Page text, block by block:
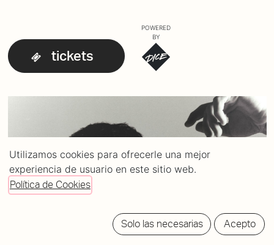
tickets
POWERED
BY
Utilizamos cookies para ofrecerle una mejor
experiencia de usuario en este sitio web.
Política de Cookies
Solo las necesarias Acepto